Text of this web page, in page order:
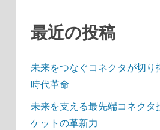
送最近の投稿
未来をつなぐコネクタが切り
時代革命
未来を支える最先端コネクタ
ケットの革新力